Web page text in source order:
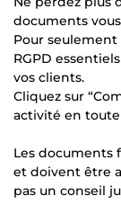
documents
Pour seulement
RGPD
vos clients.
Cliquez sur
activité en
Les documents
et doivent être
pas un conseil